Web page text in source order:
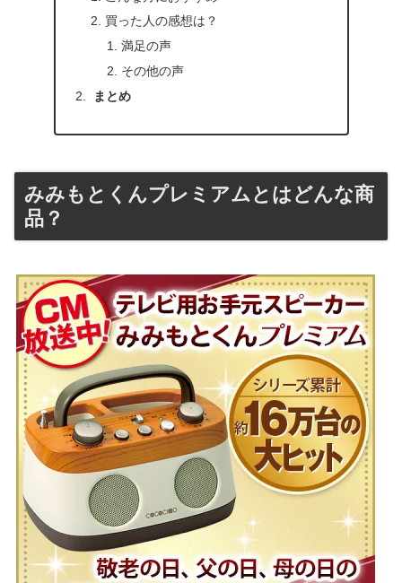
買った人の感想は？
満足の声
その他の声
まとめ
みみもとくんプレミアムとはどんな商
品？